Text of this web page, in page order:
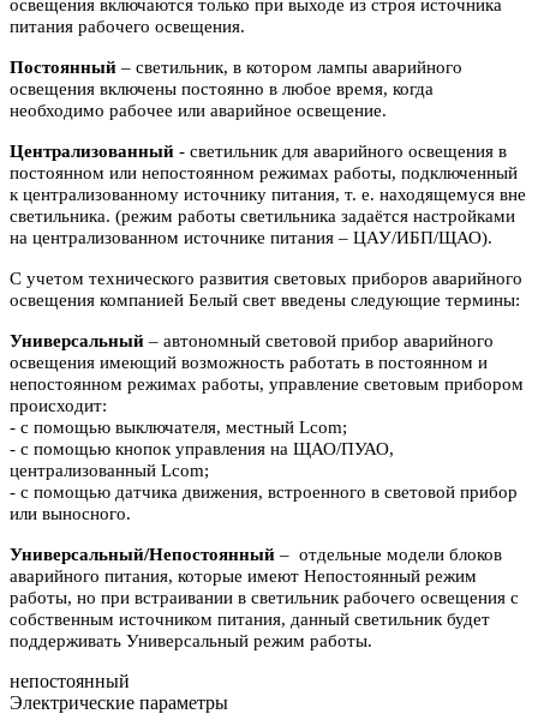
освещения включаются только при выходе из строя источника
питания рабочего освещения.
Постоянный – светильник, в котором лампы аварийного
освещения включены постоянно в любое время, когда
необходимо рабочее или аварийное освещение.
Централизованный - светильник для аварийного освещения в
постоянном или непостоянном режимах работы, подключенный
к централизованному источнику питания, т. е. находящемуся вне
светильника. (режим работы светильника задаётся настройками
на централизованном источнике питания – ЦАУ/ИБП/ЩАО).
С учетом технического развития световых приборов аварийного
освещения компанией Белый свет введены следующие термины:
Универсальный – автономный световой прибор аварийного
освещения имеющий возможность работать в постоянном и
непостоянном режимах работы, управление световым прибором
происходит:
- с помощью выключателя, местный Lcom;
- с помощью кнопок управления на ЩАО/ПУАО,
централизованный Lcom;
- с помощью датчика движения, встроенного в световой прибор
или выносного.
Универсальный/Непостоянный – отдельные модели блоков
аварийного питания, которые имеют Непостоянный режим
работы, но при встраивании в светильник рабочего освещения с
собственным источником питания, данный светильник будет
поддерживать Универсальный режим работы.
непостоянный
Электрические параметры